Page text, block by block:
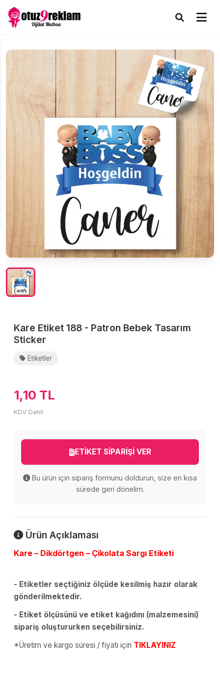
Kare Etiket 188 - Patron Bebek Tasarım
Sticker
Etiketler
1,10 TL
KDV Dahil
ETİKET SİPARİŞİ VER
Bu ürün için sipariş formunu doldurun, size en kısa
sürede geri dönelim.
Ürün Açıklaması
Kare – Dikdörtgen – Çikolata Sargı Etiketi
- Etiketler seçtiğiniz ölçüde kesilmiş hazır olarak
gönderilmektedir.
- Etiket ölçüsünü ve etiket kağıdını (malzemesini)
sipariş oluştururken seçebilirsiniz.
*Üretim ve kargo süresi / fiyatı için TIKLAYINIZ